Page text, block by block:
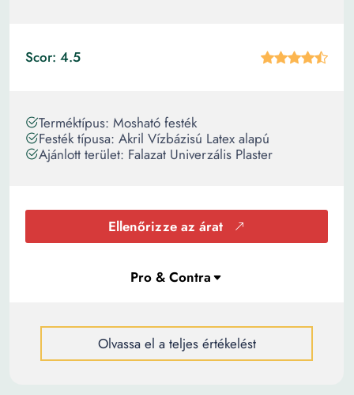
Scor: 4.5
Terméktípus: Mosható festék
Festék típusa: Akril Vízbázisú Latex alapú
Ajánlott terület: Falazat Univerzális Plaster
Ellenőrizze az árat
Olvassa el a teljes értékelést